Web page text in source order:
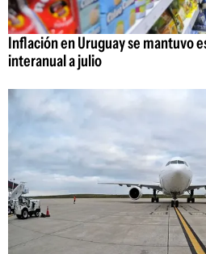
Inflación en Uruguay se mantuvo
interanual a julio